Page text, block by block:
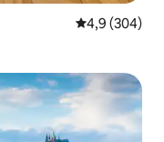
4,9 de uma
4,9 (304)